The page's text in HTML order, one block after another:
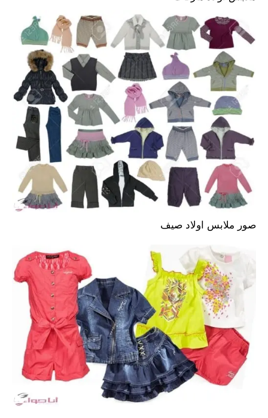
صور ملابس اولاد صيف